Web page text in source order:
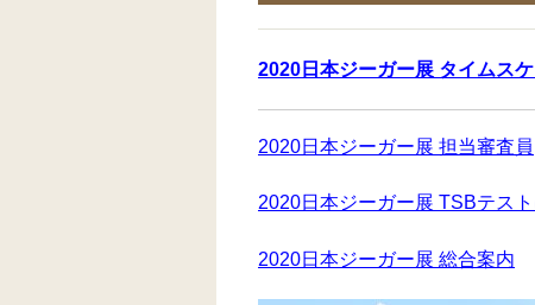
2020日本ジーガー展 タイムス
2020日本ジーガー展 担当審査員
2020日本ジーガー展 TSBテス
2020日本ジーガー展 総合案内